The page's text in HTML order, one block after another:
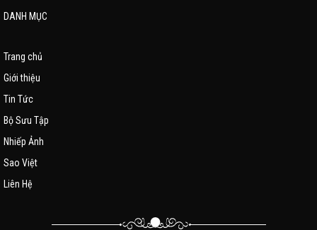
DANH MỤC
Trang chủ
Giới thiệu
Tin Tức
Bộ Sưu Tập
Nhiếp Ảnh
Sao Việt
Liên Hệ